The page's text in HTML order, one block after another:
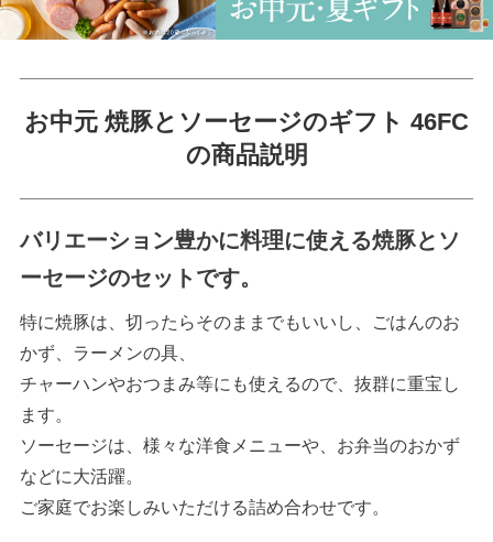
お中元 焼豚とソーセージのギフト 46FC
の商品説明
バリエーション豊かに料理に使える焼豚とソ
ーセージのセットです。
特に焼豚は、切ったらそのままでもいいし、ごはんのお
かず、ラーメンの具、
チャーハンやおつまみ等にも使えるので、抜群に重宝し
ます。
ソーセージは、様々な洋食メニューや、お弁当のおかず
などに大活躍。
ご家庭でお楽しみいただける詰め合わせです。